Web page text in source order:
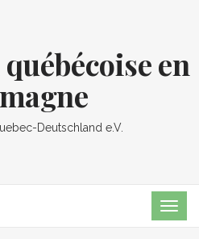
en
Deutschland e.V.